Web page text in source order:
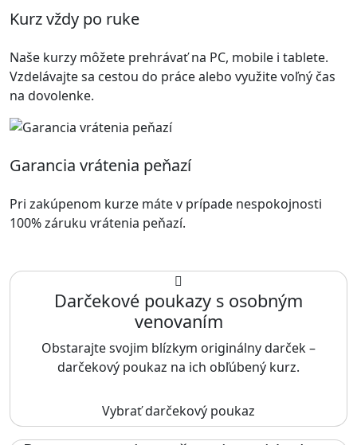
Kurz vždy po ruke
Naše kurzy môžete prehrávať na PC, mobile i tablete.
Vzdelávajte sa cestou do práce alebo využite voľný čas
na dovolenke.
Garancia vrátenia peňazí
Pri zakúpenom kurze máte v prípade nespokojnosti
100% záruku vrátenia peňazí.
Darčekové poukazy s osobným
venovaním
Obstarajte svojim blízkym originálny darček –
darčekový poukaz na ich obľúbený kurz.
Vybrať darčekový poukaz